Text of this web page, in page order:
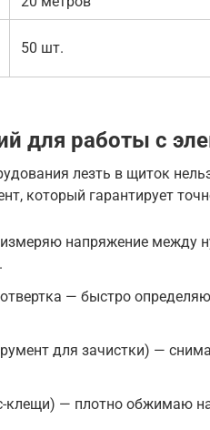
50 шт.
для работы с
лезть в щиток
который гарантирует
напряжение между
— быстро
для зачистки) —
клещи) — плотно обжимаю